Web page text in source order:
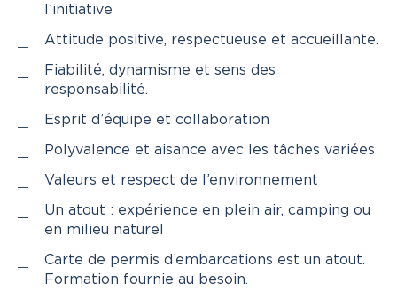
l’initiative
Attitude positive, respectueuse et accueillante.
Fiabilité, dynamisme et sens des
responsabilité.
Esprit d’équipe et collaboration
Polyvalence et aisance avec les tâches variées
Valeurs et respect de l’environnement
Un atout : expérience en plein air, camping ou
en milieu naturel
Carte de permis d’embarcations est un atout.
Formation fournie au besoin.